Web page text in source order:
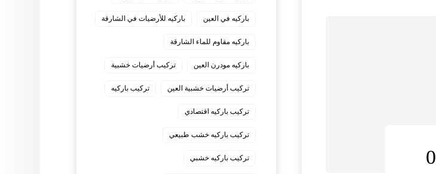
باركيه في العين باركيه للأرضيات في الشارقة
باركيه مقاوم للماء الشارقة
باركيه مودرن العين تركيب أرضيات خشبية
تركيب أرضيات خشبية العين تركيب باركيه
تركيب باركيه اقتصادي
تركيب باركيه خشب طبيعي
تركيب باركيه خشبي